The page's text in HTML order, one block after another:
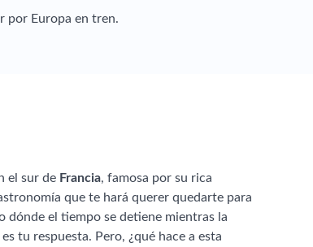
por Europa en tren.
el sur de Francia, famosa por su rica
que te hará querer quedarte para
dónde el tiempo se detiene mientras la
es tu respuesta. Pero, ¿qué hace a esta